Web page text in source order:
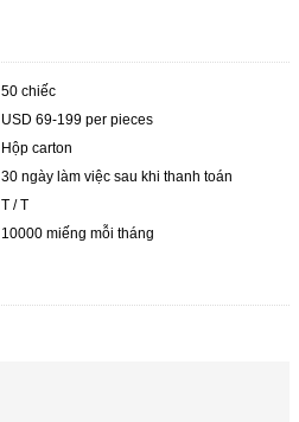
50 chiếc
USD 69-199 per pieces
Hộp carton
30 ngày làm việc sau khi thanh toán
T / T
10000 miếng mỗi tháng